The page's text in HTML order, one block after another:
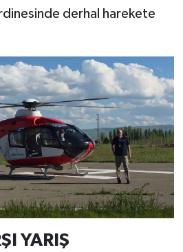
derhal harekete
YARIŞ